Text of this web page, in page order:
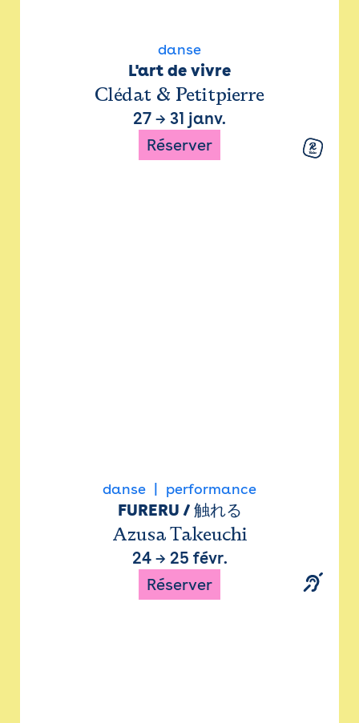
danse
L'art de vivre
Clédat & Petitpierre
27 → 31 janv.
Réserver
danse performance
FURERU / 触れる
Azusa Takeuchi
24→ 25 févr.
Réserver